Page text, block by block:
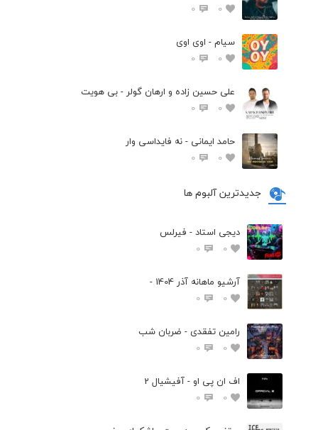
0
0
سیام - اوی اوی
0
0
علی حسین زاده و ارهان گولر - بی هویت
0
0
حامد ایمانی - نه فایداسی وار
0
0
جدیدترین آلبوم ها
دیجی استاد - فیرلس
0
0
آرشیو ماهانه آذر 1404 -
0
0
رامین تفقدی - ضربان شب
0
0
اف ان پی او - آفیشیال 2
0
0